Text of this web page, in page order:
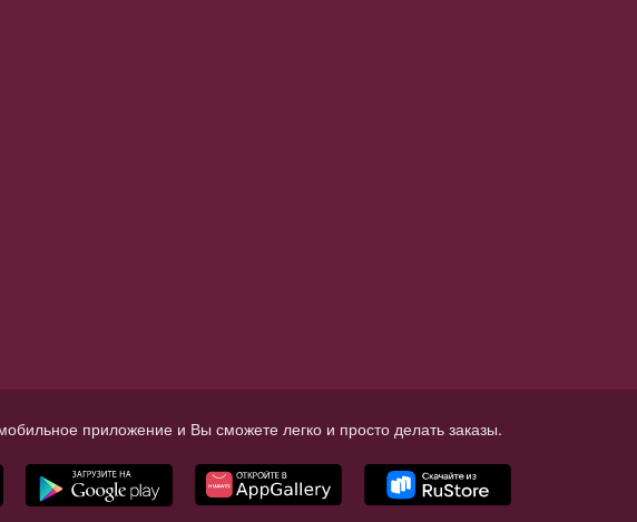
приложение и Вы сможете легко и просто делать заказы.